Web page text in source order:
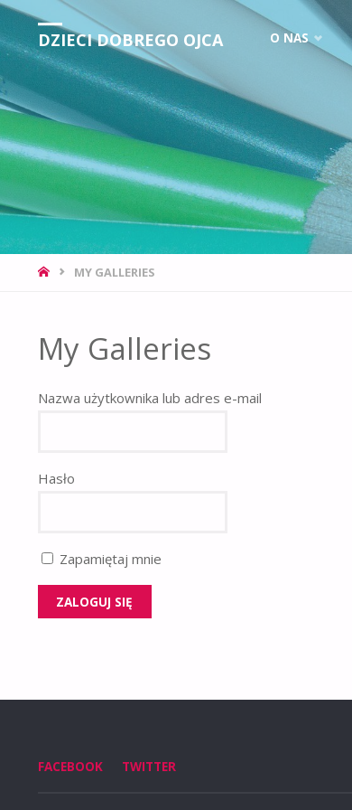
DZIECI DOBREGO OJCA O NAS
MY GALLERIES
My Galleries
Nazwa użytkownika lub adres e-mail
Hasło
Zapamiętaj mnie
FACEBOOK TWITTER